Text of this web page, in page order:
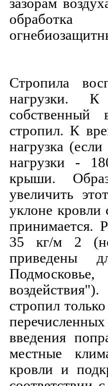
зазорам
обработка
Стропила
нагрузки. К
стропил. К
нагрузка
нагрузки -
крыши.
увеличить
уклоне кровли
принимается.
35 кг/м 2
приведены
стропил
введения
местные
кровли и